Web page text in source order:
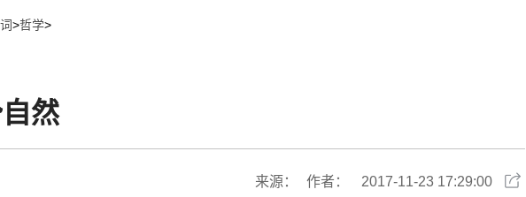
>哲学>
然
来源： 作者： 2017-11-23 17:29:00